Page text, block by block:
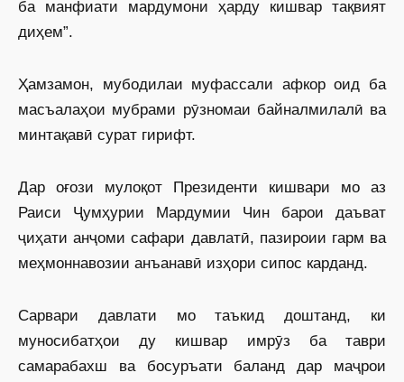
ба манфиати мардумони ҳарду кишвар тақвият
диҳем”.
Ҳамзамон, мубодилаи муфассали афкор оид ба
масъалаҳои мубрами рӯзномаи байналмилалӣ ва
минтақавӣ сурат гирифт.
Дар оғози мулоқот Президенти кишвари мо аз
Раиси Ҷумҳурии Мардумии Чин барои даъват
ҷиҳати анҷоми сафари давлатӣ, пазироии гарм ва
меҳмоннавозии анъанавӣ изҳори сипос карданд.
Сарвари давлати мо таъкид доштанд, ки
муносибатҳои ду кишвар имрӯз ба таври
самарабахш ва босуръати баланд дар маҷрои